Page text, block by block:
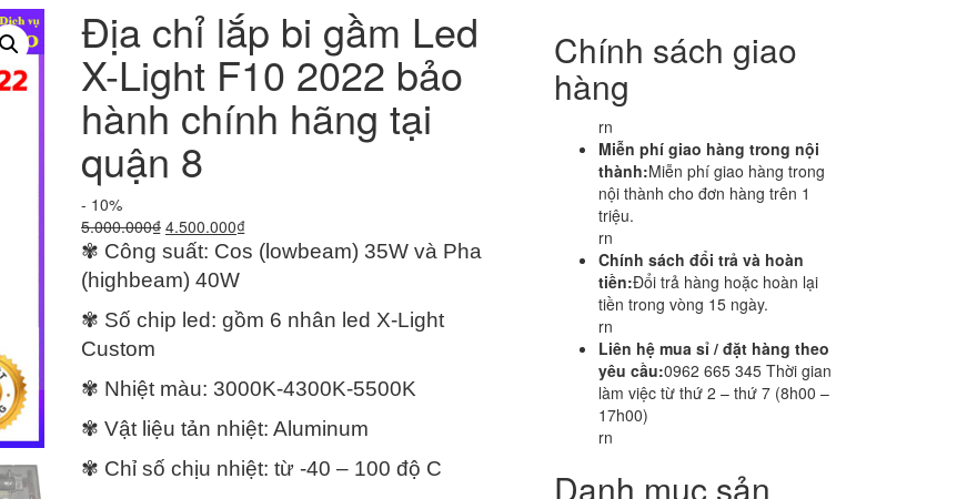
Địa chỉ lắp bi gầm Led
X-Light F10 2022 bảo
hành chính hãng tại
quận 8
- 10%
5.000.000₫ Giá
gốc
5.000.000₫.
4.500.000₫Giá
hiện
4.500.000₫.
✾ Công suất: Cos (lowbeam) 35W và Pha
(highbeam) 40W
✾ Số chip led: gồm 6 nhân led X-Light
Custom
✾ Nhiệt màu: 3000K-4300K-5500K
✾ Vật liệu tản nhiệt: Aluminum
✾ Chỉ số chịu nhiệt: từ -40 – 100 độ C
Chính sách giao
hàng
rn
Miễn phí giao hàng trong nội
thành:Miễn phí giao hàng trong
nội thành cho đơn hàng trên 1
triệu.
rn
Chính sách đổi trả và hoàn
tiền:Đổi trả hàng hoặc hoàn lại
tiền trong vòng 15 ngày.
rn
Liên hệ mua sỉ / đặt hàng theo
yêu cầu:0962 665 345 Thời gian
làm việc từ thứ 2 – thứ 7 (8h00 –
17h00)
rn
Danh mục sản